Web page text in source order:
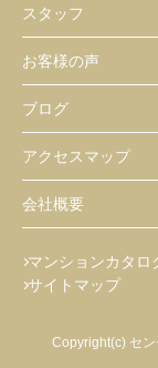
スタッフ
お客様の声
ブログ
アクセスマップ
会社概要
マンションカタロ
サイトマップ
Copyright(c) セ